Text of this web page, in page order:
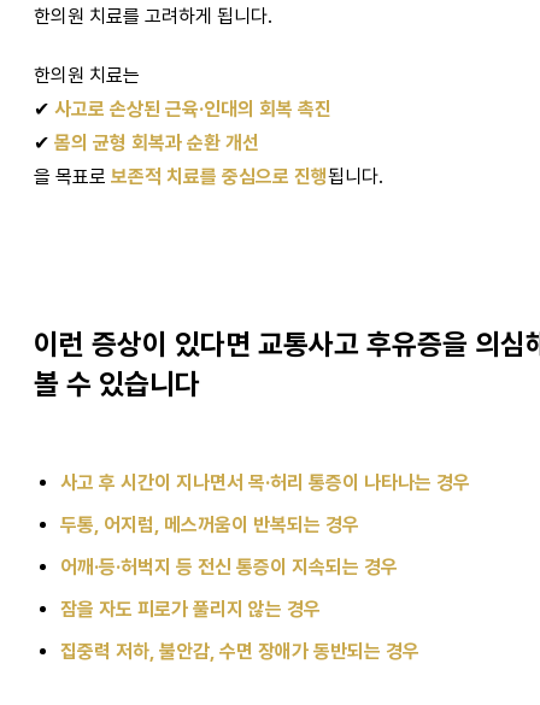
한의원 치료를 고려하게 됩니다.
한의원 치료는
✔ 사고로 손상된 근육·인대의 회복 촉진
✔ 몸의 균형 회복과 순환 개선
을 목표로 보존적 치료를 중심으로 진행됩니다.
이런 증상이 있다면 교통사고 후유증을 의심
볼 수 있습니다
사고 후 시간이 지나면서 목·허리 통증이 나타나는 경우
두통, 어지럼, 메스꺼움이 반복되는 경우
어깨·등·허벅지 등 전신 통증이 지속되는 경우
잠을 자도 피로가 풀리지 않는 경우
집중력 저하, 불안감, 수면 장애가 동반되는 경우